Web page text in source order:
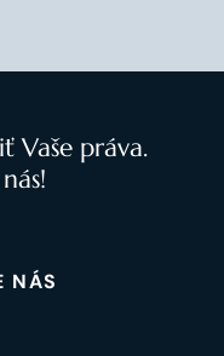
Vaše práva.
NÁS